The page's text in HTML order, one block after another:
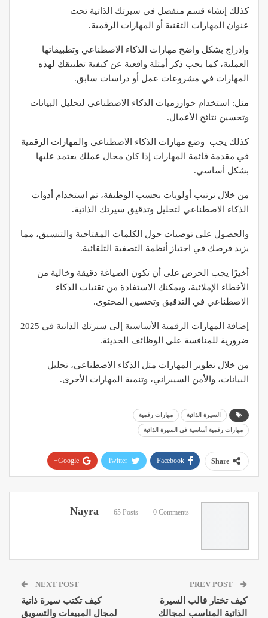
كذلك إنشاء قسم منفصل في سيرتك الذاتية تحت
عنوان المهارات التقنية أو المهارات الرقمية.
وإدراج بشكل واضح مهارات الذكاء الاصطناعي وتطبيقاتها
العملية، كما يجب ذكر أمثلة واقعية عن كيفية تطبيقك لهذه
المهارات في مشروعات عمل أو دراسات سابق.
مثل: استخدام خوارزميات الذكاء الاصطناعي لتحليل البيانات
وتحسين نتائج الأعمال.
كذلك يجب وضع مهارات الذكاء الاصطناعي والمهارات الرقمية
في مقدمة قائمة المهارات إذا كان مجال عملك يعتمد عليها
بشكل أساسي.
من خلال ترتيب أولويات بحسب الوظيفة، ثم استخدام أدوات
الذكاء الاصطناعي لتحليل وتدقيق سيرتك الذاتية.
والحصول على توصيات حول الكلمات المفتاحية والتنسيق، مما
يزيد فرصك في اجتياز أنظمة التصفية التلقائية.
أخيرًا يجب الحرص على أن تكون الصياغة دقيقة وخالية من
الأخطاء الإملائية، ويمكنك الاستفادة من تقنيات الذكاء
الاصطناعي في التدقيق وتحسين المحتوى.
إضافة المهارات الرقمية الأساسية إلى سيرتك الذاتية في 2025
ضرورية للمنافسة على الوظائف الحديثة.
من خلال تطوير المهارات مثل الذكاء الاصطناعي، تحليل
البيانات، والأمن السيبراني، وتنمية المهارات الأخرى.
السيرة الذاتية مهارات رقمية
مهارات رقمية أساسية في السيرة الذاتية
Share
Facebook
Twitter
Google+
Email
Nayra 65 Posts 0 Comments
كيف تختار قالب السيرة
الذاتية المناسب لمجالك
NEXT POST
كيف تكتب سيرة ذاتية
لمجال المبيعات والتسويق